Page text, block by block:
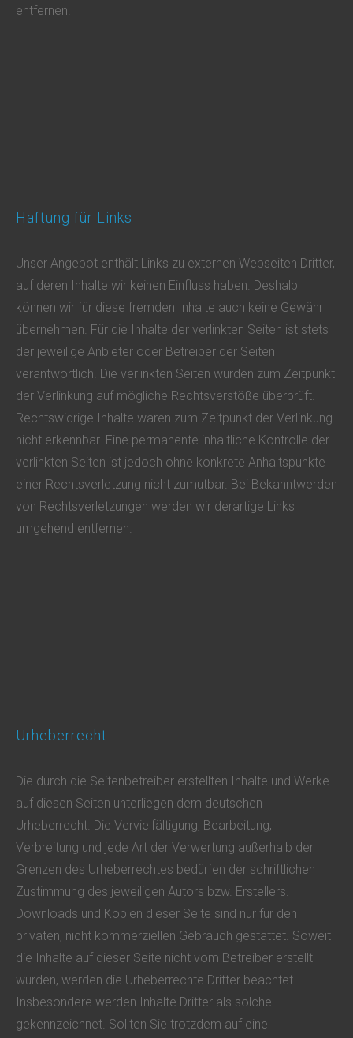
entfernen.
Haftung für Links
Unser Angebot enthält Links zu externen Webseiten Dritter,
auf deren Inhalte wir keinen Einfluss haben. Deshalb
können wir für diese fremden Inhalte auch keine Gewähr
übernehmen. Für die Inhalte der verlinkten Seiten ist stets
der jeweilige Anbieter oder Betreiber der Seiten
verantwortlich. Die verlinkten Seiten wurden zum Zeitpunkt
der Verlinkung auf mögliche Rechtsverstöße überprüft.
Rechtswidrige Inhalte waren zum Zeitpunkt der Verlinkung
nicht erkennbar. Eine permanente inhaltliche Kontrolle der
verlinkten Seiten ist jedoch ohne konkrete Anhaltspunkte
einer Rechtsverletzung nicht zumutbar. Bei Bekanntwerden
von Rechtsverletzungen werden wir derartige Links
umgehend entfernen.
Urheberrecht
Die durch die Seitenbetreiber erstellten Inhalte und Werke
auf diesen Seiten unterliegen dem deutschen
Urheberrecht. Die Vervielfältigung, Bearbeitung,
Verbreitung und jede Art der Verwertung außerhalb der
Grenzen des Urheberrechtes bedürfen der schriftlichen
Zustimmung des jeweiligen Autors bzw. Erstellers.
Downloads und Kopien dieser Seite sind nur für den
privaten, nicht kommerziellen Gebrauch gestattet. Soweit
die Inhalte auf dieser Seite nicht vom Betreiber erstellt
wurden, werden die Urheberrechte Dritter beachtet.
Insbesondere werden Inhalte Dritter als solche
gekennzeichnet. Sollten Sie trotzdem auf eine